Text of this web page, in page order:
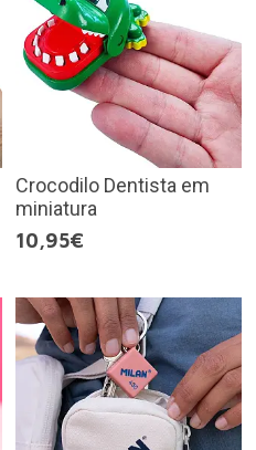
Crocodilo Dentista em
miniatura
10,95€